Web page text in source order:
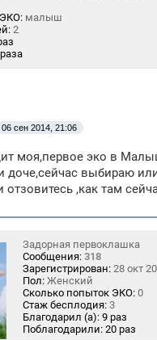
малыш
2
06 сен 2014, 21:06
моя,первое эко в
доче,сейчас выбираю
,как там
Задорная первоклашка
Сообщения: 318
Зарегистрирован: 28 окт
Пол: Женский
Сколько попыток ЭКО: 0
Стаж бесплодия: 3
Благодарил (а): 9 раз
Поблагодарили: 20 раз